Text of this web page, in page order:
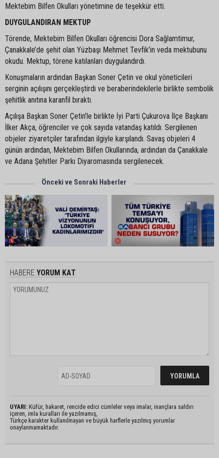
Mektebim Bilfen Okulları yönetimine de teşekkür etti.
DUYGULANDIRAN MEKTUP
Törende, Mektebim Bilfen Okulları öğrencisi Dora Sağlamtimur,
Çanakkale’de şehit olan Yüzbaşı Mehmet Tevfik’in veda mektubunu
okudu. Mektup, törene katılanları duygulandırdı.
Konuşmaların ardından Başkan Soner Çetin ve okul yöneticileri
serginin açılışını gerçekleştirdi ve beraberindekilerle birlikte sembolik
şehitlik anıtına karanfil bıraktı.
Açılışa Başkan Soner Çetin’le birlikte İyi Parti Çukurova İlçe Başkanı
İlker Akça, öğrenciler ve çok sayıda vatandaş katıldı. Sergilenen
objeler ziyaretçiler tarafından ilgiyle karşılandı. Savaş objeleri 4
günün ardından, Mektebim Bilfen Okullarında, ardından da Çanakkale
ve Adana Şehitler Parkı Diyaromasında sergilenecek.
Önceki ve Sonraki Haberler
HABERE YORUM KAT
UYARI: Küfür, hakaret, rencide edici cümleler veya imalar, inançlara saldırı
içeren, imla kuralları ile yazılmamış,
Türkçe karakter kullanılmayan ve büyük harflerle yazılmış yorumlar
onaylanmamaktadır.